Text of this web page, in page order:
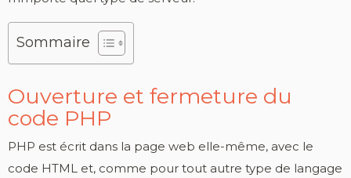
Sommaire
Ouverture et fermeture du
code PHP
PHP est écrit dans la page web elle-même, avec le
code HTML et, comme pour tout autre type de langage